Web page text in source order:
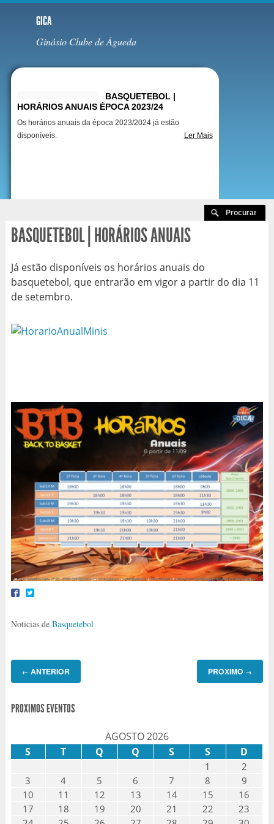
GICA
Ginásio Clube de Águeda
BASQUETEBOL |
HORÁRIOS ANUAIS ÉPOCA 2023/24
Os horários anuais da época 2023/2024 já estão
disponíveis.
Ler Mais
BASQUETEBOL | HORÁRIOS ANUAIS
Já estão disponíveis os horários anuais do
basquetebol, que entrarão em vigor a partir do dia 11
de setembro.
Noticias de Basquetebol
← ANTERIOR PROXIMO →
PROXIMOS EVENTOS
AGOSTO 2026
S
T Q Q S S D
1
2
3
4 5 6 7 8
9
10
11 12 13 14 15
16
17
18 19 20 21 22
23